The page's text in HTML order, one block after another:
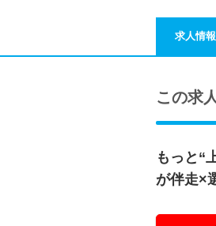
求人情報
この求
もっと“
が伴走×